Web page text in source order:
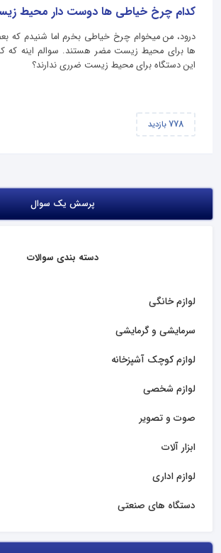
کدام چرخ خیاطی ها دوست دار محیط
درود، من میخوام چرخ خیاطی بخرم اما شنیدم که
ها برای محیط زیست مضر هستند. سوالم اینه که
این دستگاه برای محیط زیست ضرری ندارند؟
778بازدید
پرسش یک سوال
دسته بندی سوالات
لوازم خانگی
سرمایشی و گرمایشی
لوازم کوچک آشپزخانه
لوازم شخصی
صوت و تصویر
ابزار آلات
لوازم اداری
دستگاه های صنعتی